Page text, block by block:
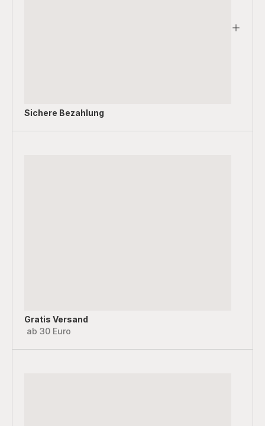
Sichere Bezahlung
Gratis Versand
ab 30 Euro